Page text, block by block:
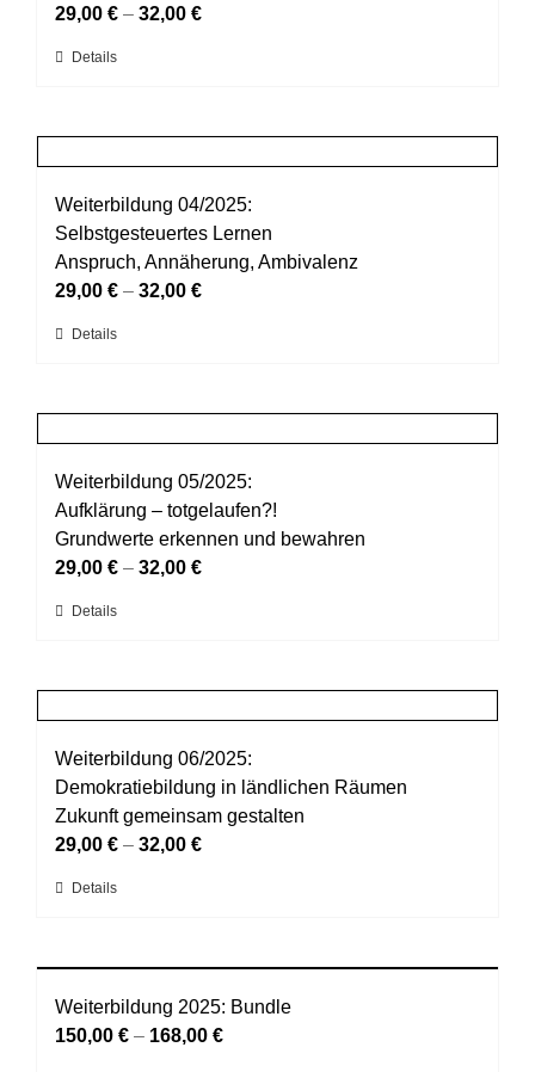
können
der
29,00 € – 32,00 €
Dieses
Varianten
auf.
Die
Optionen
können
der
Details
Weiterbildung 04/2025:
Selbstgesteuertes Lernen
Anspruch, Annäherung, Ambivalenz
29,00 € – 32,00 €
Dieses
Varianten
auf.
Die
Optionen
können
der
Details
Weiterbildung 05/2025:
Aufklärung – totgelaufen?!
Grundwerte erkennen und bewahren
29,00 € – 32,00 €
Dieses
Varianten
auf.
Die
Optionen
können
der
Details
Weiterbildung 06/2025:
Demokratiebildung in ländlichen Räumen
Zukunft gemeinsam gestalten
29,00 € – 32,00 €
Dieses
mehrere
Varianten
auf.
Details
Weiterbildung 2025: Bundle
150,00 € – 168,00 €